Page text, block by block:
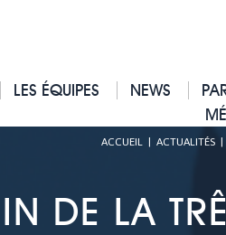
LES ÉQUIPES NEWS
ACCUEIL ACTUALITÉS
DE LA